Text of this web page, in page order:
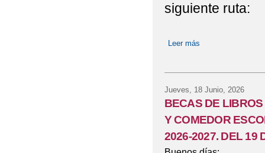
siguiente ruta:
Leer más
Jueves, 18 Junio, 2026
BECAS DE LIBROS
Y COMEDOR
2026-2027. DEL 19